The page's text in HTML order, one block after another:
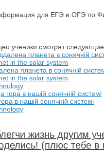
для ЕГЭ и ОГЭ по
ученики смотрят
планета в сонячній
in the solar system
в нашій сонячній системі
жизнь другим
(плюс тебе в